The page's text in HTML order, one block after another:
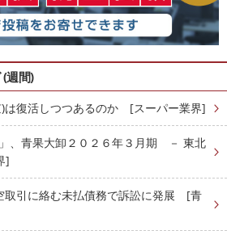
週間)
)は復活しつつあるのか [スーパー業界]
、青果大卸２０２６年３月期 － 東北
]
取引に絡む未払債務で訴訟に発展 [青